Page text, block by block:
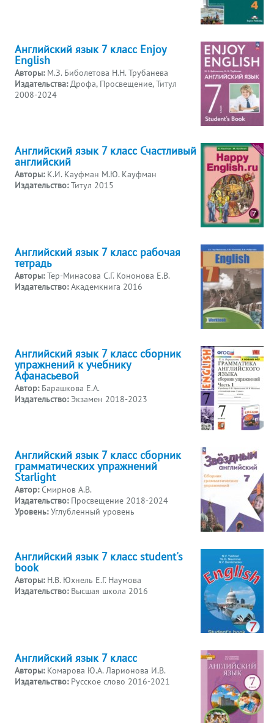
Английский язык 7 класс Enjoy
English
Авторы: М.З. Биболетова Н.Н. Трубанева
Издательства:Дрофа, Просвещение, Титул
2008-2024
Английский язык 7 класс Счастливый
английский
Авторы: К.И. Кауфман М.Ю. Кауфман
Издательство:Титул 2015
Английский язык 7 класс рабочая
тетрадь
Авторы:Тер-Минасова С.Г. Кононова Е.В.
Издательство:Академкнига 2016
Английский язык 7 класс сборник
упражнений к учебнику
Афанасьевой
Автор: Барашкова Е.А.
Издательство:Экзамен 2018-2023
Английский язык 7 класс сборник
грамматических упражнений
Starlight
Автор:Смирнов А.В.
Издательство: Просвещение 2018-2024
Уровень: Углубленный уровень
Английский язык 7 класс student's
book
Авторы: Н.В. Юхнель Е.Г. Наумова
Издательство: Высшая школа 2016
Английский язык 7 класс
Авторы: Комарова Ю.А. Ларионова И.В.
Издательство: Русское слово 2016-2021